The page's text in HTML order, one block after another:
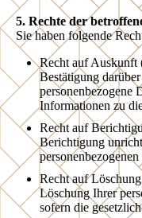
5. Rechte der
Sie haben folgende
Recht auf
Bestätigung
personenbezogene
Informationen zu
Recht auf
Berichtigung
Recht auf
Löschung Ihrer
sofern die